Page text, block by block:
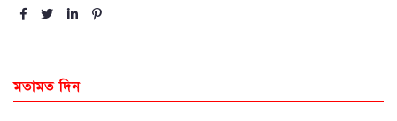
মতামত দিন